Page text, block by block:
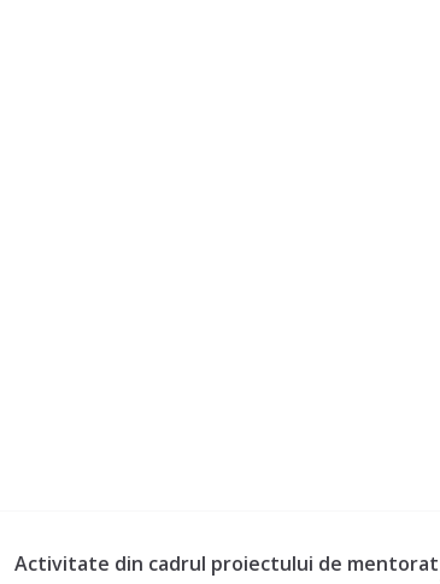
Activitate din cadrul proiectului de mentorat